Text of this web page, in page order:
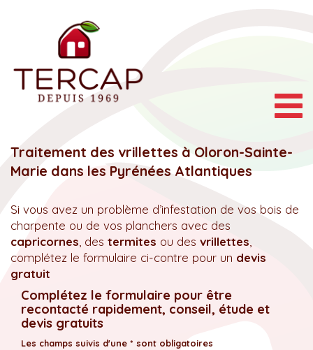
Traitement des vrillettes à Oloron-Sainte-
Marie dans les Pyrénées Atlantiques
Si vous avez un problème d’infestation de vos bois de
charpente ou de vos planchers avec des
capricornes , des termites ou des vrillettes
complétez le formulaire ci-contre pour un devis
gratuit
Complétez le formulaire pour être
recontacté rapidement, conseil, étude et
devis gratuits
Les champs suivis d'une * sont obligatoires